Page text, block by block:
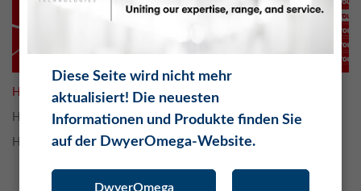
Home Monitoring System RMS Fühler
HCD-S - Feuchte- und Temperaturfühler
HCD-S - Feuchte- und Temperaturfühler
Diese Seite wird nicht mehr
aktualisiert! Die neuesten
Informationen und Produkte finden Sie
auf der DwyerOmega-Website.
DwyerOmega